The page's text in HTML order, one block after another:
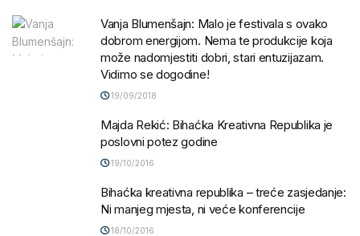
Vanja Blumenšajn: Malo je festivala s ovako
dobrom energijom. Nema te produkcije koja
može nadomjestiti dobri, stari entuzijazam.
Vidimo se dogodine!
19/09/2018
Majda Rekić: Bihaćka Kreativna Republika je
poslovni potez godine
19/10/2016
Bihaćka kreativna republika – treće zasjedanje:
Ni manjeg mjesta, ni veće konferencije
18/10/2016